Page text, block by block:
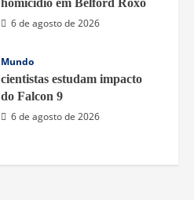
homicídio em Belford Roxo
6 de agosto de 2026
Mundo
cientistas estudam impacto
do Falcon 9
6 de agosto de 2026